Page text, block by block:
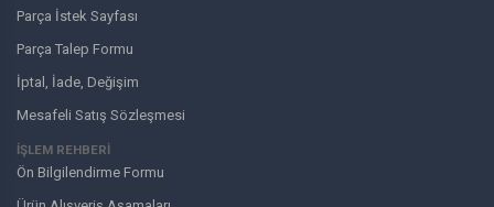
Parça İstek Sayfası
Parça Talep Formu
İptal, İade, Değişim
Mesafeli Satış Sözleşmesi
İŞLEM REHBERİ
Ön Bilgilendirme Formu